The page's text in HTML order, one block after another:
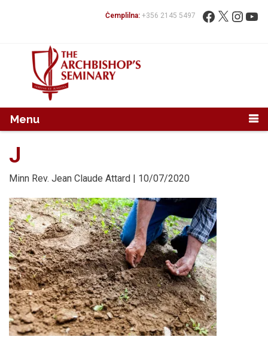
Fittex: Facebook
X
Ċemplilna: +356 2145 5497
Menu
J
Minn Rev. Jean Claude Attard | 10/07/2020